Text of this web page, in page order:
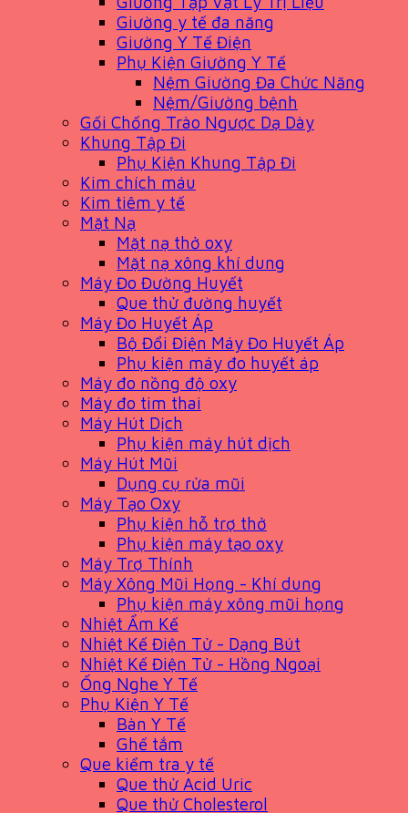
Giường y tế đa năng
Giường Y Tế Điện
Phụ Kiện Giường Y Tế
Nệm Giường Đa Chức Năng
Nệm/Giường bệnh
Gối Chống Trào Ngược Dạ Dày
Khung Tập Đi
Phụ Kiện Khung Tập Đi
Kim chích máu
Kim tiêm y tế
Mặt Nạ
Mặt nạ thở oxy
Mặt nạ xông khí dung
Máy Đo Đường Huyết
Que thử đường huyết
Máy Đo Huyết Áp
Bộ Đổi Điện Máy Đo Huyết Áp
Phụ kiện máy đo huyết áp
Máy đo nồng độ oxy
Máy đo tim thai
Máy Hút Dịch
Phụ kiện máy hút dịch
Máy Hút Mũi
Dụng cụ rửa mũi
Máy Tạo Oxy
Phụ kiện hỗ trợ thở
Phụ kiện máy tạo oxy
Máy Trợ Thính
Máy Xông Mũi Họng - Khí dung
Phụ kiện máy xông mũi họng
Nhiệt Ẩm Kế
Nhiệt Kế Điện Tử - Dạng Bút
Nhiệt Kế Điện Tử - Hồng Ngoại
Ống Nghe Y Tế
Phụ Kiện Y Tế
Bàn Y Tế
Ghế tắm
Que kiểm tra y tế
Que thử Acid Uric
Que thử Cholesterol